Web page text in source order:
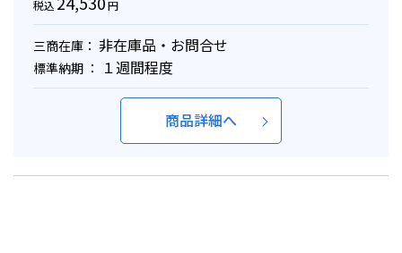
税込
円
三商在庫： 非在庫品・お問合せ
標準納期 ： １週間程度
商品詳細へ